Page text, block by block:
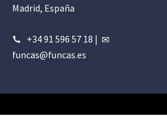
Madrid, España
+34 91 596 57 18 |
funcas@funcas.es